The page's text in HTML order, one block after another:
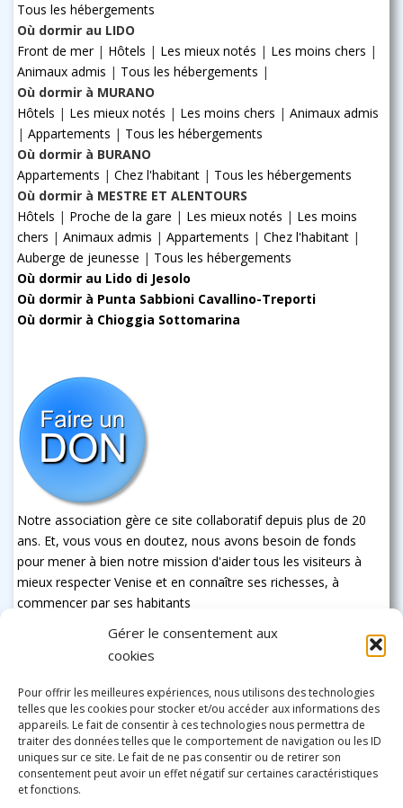
Gérer le consentement aux
cookies
Pour offrir les meilleures expériences, nous utilisons des technologies
telles que les cookies pour stocker et/ou accéder aux informations des
appareils. Le fait de consentir à ces technologies nous permettra de
traiter des données telles que le comportement de navigation ou les ID
uniques sur ce site. Le fait de ne pas consentir ou de retirer son
consentement peut avoir un effet négatif sur certaines caractéristiques
et fonctions.
Tous les hébergements
Où dormir au LIDO
Front de mer| Hôtels | Les mieux notés | Les moins chers |
Animaux admis | Tous les hébergements |
Où dormir à MURANO
Hôtels | Les mieux notés | Les moins chers | Animaux admis
| Appartements | Tous les hébergements
Où dormir à BURANO
Appartements | Chez l'habitant | Tous les hébergements
Où dormir à MESTRE ET ALENTOURS
Hôtels | Proche de la gare | Les mieux notés | Les moins
chers | Animaux admis | Appartements | Chez l'habitant |
Auberge de jeunesse | Tous les hébergements
Où dormir au Lido di Jesolo
Où dormir à Punta Sabbioni Cavallino-Treporti
Où dormir à Chioggia Sottomarina
Notre association gère ce site collaboratif depuis plus de 20
ans. Et, vous vous en doutez, nous avons besoin de fonds
pour mener à bien notre mission d'aider tous les visiteurs à
mieux respecter Venise et en connaître ses richesses, à
commencer par ses habitants